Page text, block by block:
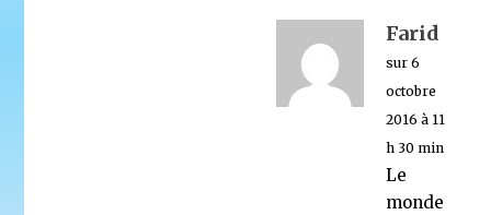
Farid
sur 6
octobre
2016 à 11
h 30 min
Le
monde